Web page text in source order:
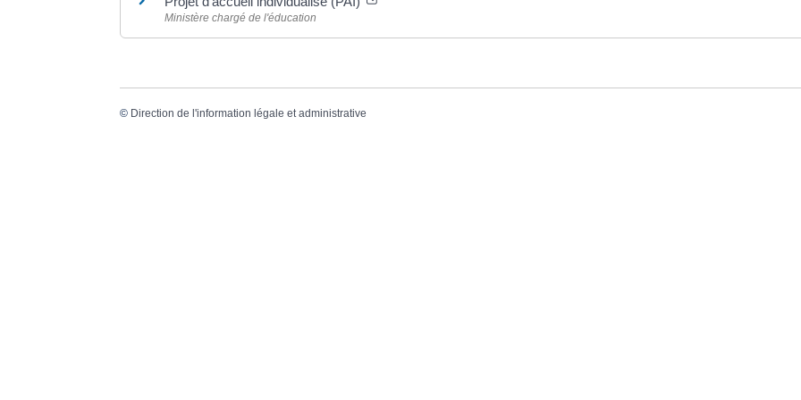
Ministère chargé de l'éducation
© Direction de l'information légale et administrative